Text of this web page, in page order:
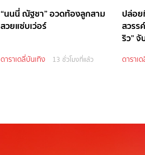
“นนนี่ ณัฐชา” อวดท้องลูกสาม
สวยแซ่บเว่อร์
ดาราเดลี่บันเทิง 13 ชั่วโมงที่แล้ว
ปล่อย
สวรร
ริว”
ดาราเ